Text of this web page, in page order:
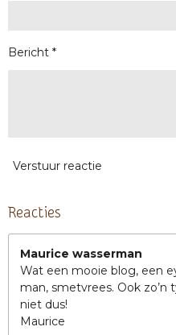
Bericht *
Verstuur reactie
Reacties
Maurice wasserman
Wat een mooie blog, een
man, smetvrees. Ook
niet dus!
Maurice